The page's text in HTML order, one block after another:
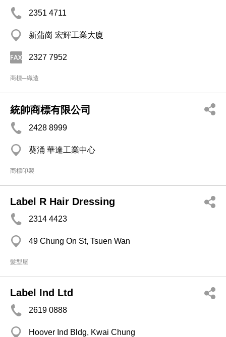
2351 4711
新蒲崗 宏輝工業大廈
2327 7952
商標─織造
統帥商標有限公司
2428 8999
葵涌 華達工業中心
商標印製
Label R Hair Dressing
2314 4423
49 Chung On St, Tsuen Wan
髮型屋
Label Ind Ltd
2619 0888
Hoover Ind Bldg, Kwai Chung